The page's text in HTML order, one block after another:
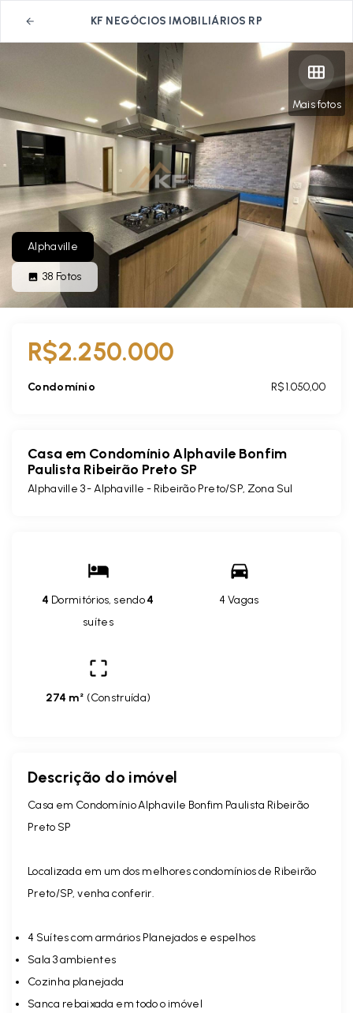
KF NEGÓCIOS IMOBILIÁRIOS RP
Mais fotos
Alphaville
38 Fotos
R$2.250.000
Condomínio R$1.050,00
Casa em Condomínio Alphavile Bonfim
Paulista Ribeirão Preto SP
Alphaville 3 -Alphaville - Ribeirão Preto/SP, Zona Sul
4 Dormitórios, sendo4
suítes
4 Vagas
274 m² (Construída)
Descrição do imóvel
Casa em Condomínio Alphavile Bonfim Paulista Ribeirão
Preto SP
Localizada em um dos melhores condomínios de Ribeirão
Preto/SP, venha conferir.
4 Suítes com armários Planejados e espelhos
Sala 3 ambientes
Cozinha planejada
Sanca rebaixada em todo o imóvel